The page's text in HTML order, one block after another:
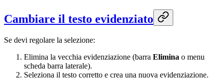
Cambiare il testo evidenziato
Se devi regolare la selezione:
Elimina la vecchia evidenziazione (barra Elimina o menu
scheda barra laterale).
Seleziona il testo corretto e crea una nuova evidenziazione.